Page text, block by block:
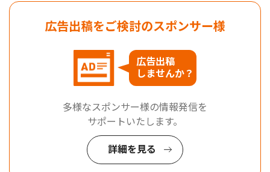
広告出稿をご検討のスポンサー様
広告出稿
しませんか？
多様なスポンサー様の情報発信を
サポートいたします。
詳細を見る